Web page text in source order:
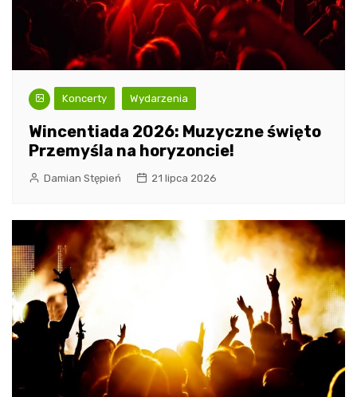
Koncerty Wydarzenia
Wincentiada 2026: Muzyczne święto
Przemyśla na horyzoncie!
Damian Stępień 21 lipca 2026